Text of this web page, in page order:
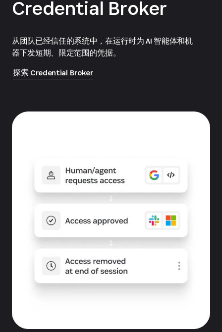
Credential Broker
从团队已经信任的系统中，在运行时为 AI 智能体和机
器下发短期、限定范围的凭据。
探索 Credential Broker